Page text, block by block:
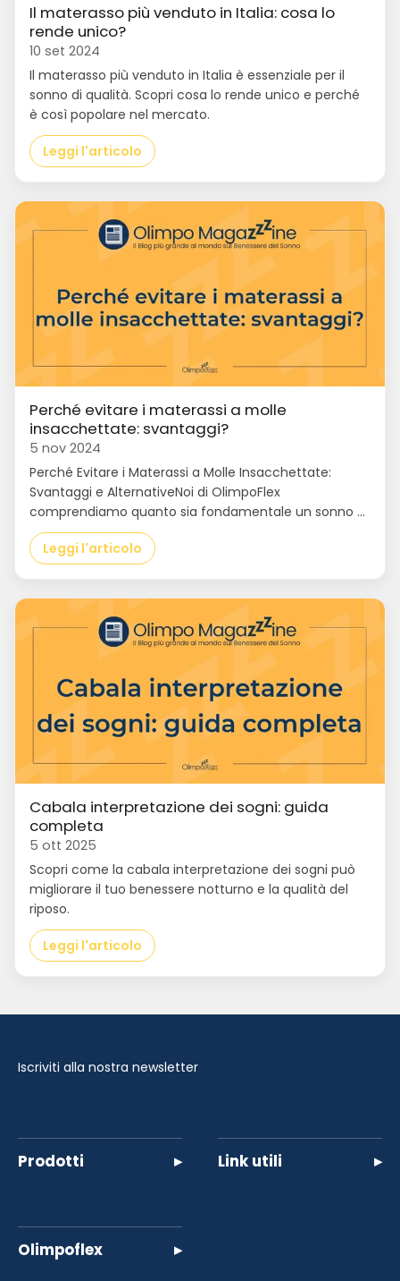
Il materasso più venduto in Italia: cosa lo
rende unico?
10 set 2024
Il materasso più venduto in Italia è essenziale per il
sonno di qualità. Scopri cosa lo rende unico e perché
è così popolare nel mercato.
Leggi l'articolo
Perché evitare i materassi a molle
insacchettate: svantaggi?
5 nov 2024
Perché Evitare i Materassi a Molle Insacchettate:
Svantaggi e AlternativeNoi di OlimpoFlex
comprendiamo quanto sia fondamentale un sonno ...
Leggi l'articolo
Cabala interpretazione dei sogni: guida
completa
5 ott 2025
Scopri come la cabala interpretazione dei sogni può
migliorare il tuo benessere notturno e la qualità del
riposo.
Leggi l'articolo
Iscriviti alla nostra newsletter
Prodotti ▸ Link utili ▸
Olimpoflex ▸